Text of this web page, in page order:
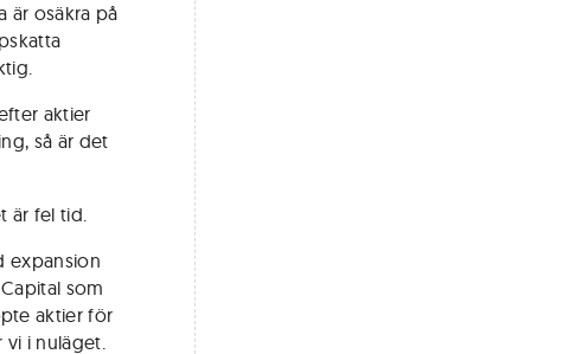
är osäkra på
aktier
så är det
är fel tid.
expansion
som
aktier för
vi i nuläget.